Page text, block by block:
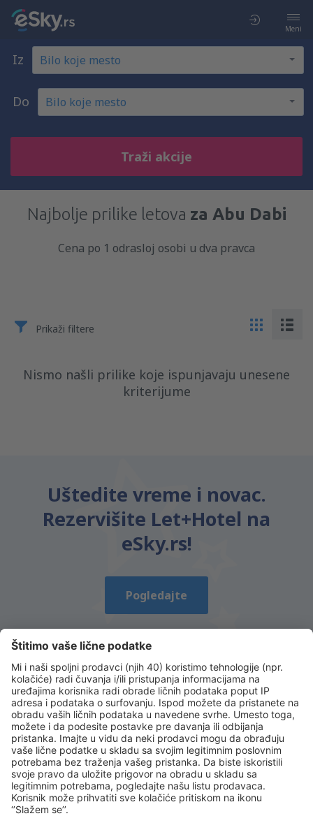
Meni
Iz
Do
Traži akcije
Najbolje prilike letova za Abu Dabi
Cena po 1 odrasloj osobi u dva pravca
Prikaži filtere
Nismo našli prilike koje ispunjavaju unesene
kriterijume
Uštedite vreme i novac.
Rezervišite Let+Hotel na
eSky.rs!
Pogledajte
Preuzmi našu aplikacijui planiraj svoja
putovanja